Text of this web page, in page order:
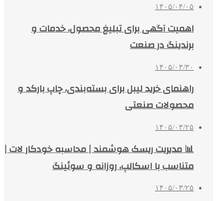
۱۴۰۵/۰۴/۰۵
اهمیت آگهی برای تبلیغ محصول، خدمات و
برندینگ در صنعت
۱۴۰۵/۰۳/۳۰
راهنمای خرید لیبل برای بسته‌بندی، چاپ بارکد و
محصولات صنعتی
۱۴۰۵/۰۳/۲۵
📊 مدیریت ریسک هوشمند | محاسبه خودکار لات |
متناسب با اسکالپ، روزانه و سوئینگ
۱۴۰۵/۰۳/۲۵